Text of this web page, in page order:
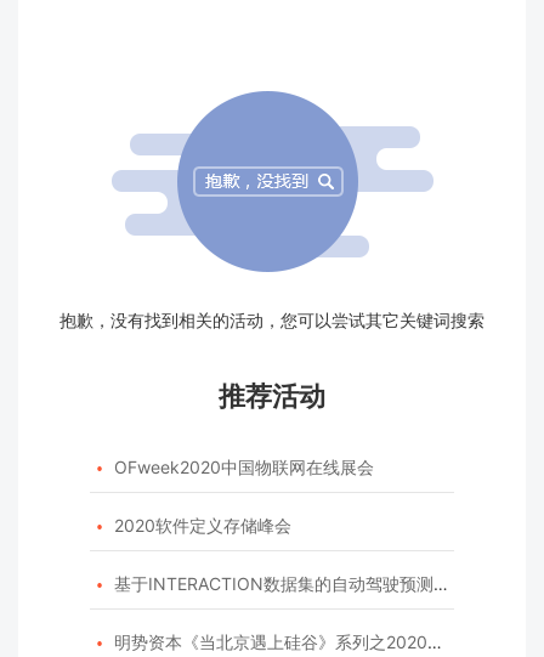
抱歉，没有找到相关的活动，您可以尝试其它关键词搜索
推荐活动
 OFweek2020中国物联网在线展会
 2020软件定义存储峰会
 基于INTERACTION数据集的自动驾驶预测模型挑战赛
 明势资本《当北京遇上硅谷》系列之2020年度开源峰会